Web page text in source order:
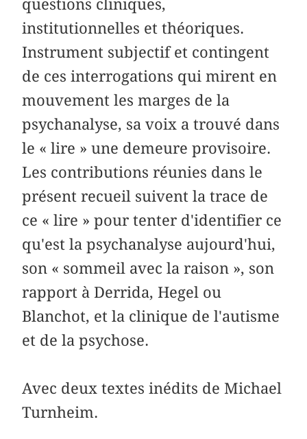
questions cliniques,
institutionnelles et théoriques.
Instrument subjectif et contingent
de ces interrogations qui mirent en
mouvement les marges de la
psychanalyse, sa voix a trouvé dans
le « lire » une demeure provisoire.
Les contributions réunies dans le
présent recueil suivent la trace de
ce « lire » pour tenter d'identifier ce
qu'est la psychanalyse aujourd'hui,
son « sommeil avec la raison », son
rapport à Derrida, Hegel ou
Blanchot, et la clinique de l'autisme
et de la psychose.
Avec deux textes inédits de Michael
Turnheim.